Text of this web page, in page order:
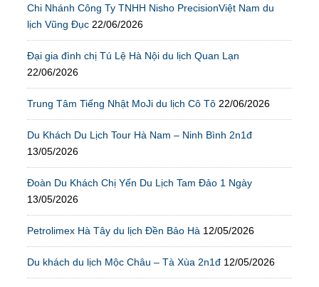
Chi Nhánh Công Ty TNHH Nisho PrecisionViệt Nam du
lịch Vũng Đục 22/06/2026
Đại gia đình chị Tú Lệ Hà Nội du lịch Quan Lạn
22/06/2026
Trung Tâm Tiếng Nhật MoJi du lịch Cô Tô 22/06/2026
Du Khách Du Lịch Tour Hà Nam – Ninh Bình 2n1đ
13/05/2026
Đoàn Du Khách Chị Yến Du Lịch Tam Đảo 1 Ngày
13/05/2026
Petrolimex Hà Tây du lịch Đền Bảo Hà 12/05/2026
Du khách du lịch Mộc Châu – Tà Xùa 2n1đ 12/05/2026